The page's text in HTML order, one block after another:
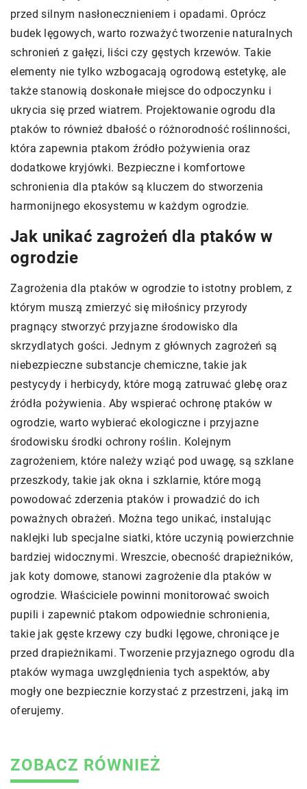
przed silnym nasłonecznieniem i opadami. Oprócz
budek lęgowych, warto rozważyć tworzenie naturalnych
schronień z gałęzi, liści czy gęstych krzewów. Takie
elementy nie tylko wzbogacają ogrodową estetykę, ale
także stanowią doskonałe miejsce do odpoczynku i
ukrycia się przed wiatrem. Projektowanie ogrodu dla
ptaków to również dbałość o różnorodność roślinności,
która zapewnia ptakom źródło pożywienia oraz
dodatkowe kryjówki. Bezpieczne i komfortowe
schronienia dla ptaków są kluczem do stworzenia
harmonijnego ekosystemu w każdym ogrodzie.
Jak unikać zagrożeń dla ptaków w
ogrodzie
Zagrożenia dla ptaków w ogrodzie to istotny problem, z
którym muszą zmierzyć się miłośnicy przyrody
pragnący stworzyć przyjazne środowisko dla
skrzydlatych gości. Jednym z głównych zagrożeń są
niebezpieczne substancje chemiczne, takie jak
pestycydy i herbicydy, które mogą zatruwać glebę oraz
źródła pożywienia. Aby wspierać ochronę ptaków w
ogrodzie, warto wybierać ekologiczne i przyjazne
środowisku środki ochrony roślin. Kolejnym
zagrożeniem, które należy wziąć pod uwagę, są szklane
przeszkody, takie jak okna i szklarnie, które mogą
powodować zderzenia ptaków i prowadzić do ich
poważnych obrażeń. Można tego unikać, instalując
naklejki lub specjalne siatki, które uczynią powierzchnie
bardziej widocznymi. Wreszcie, obecność drapieżników,
jak koty domowe, stanowi zagrożenie dla ptaków w
ogrodzie. Właściciele powinni monitorować swoich
pupili i zapewnić ptakom odpowiednie schronienia,
takie jak gęste krzewy czy budki lęgowe, chroniące je
przed drapieżnikami. Tworzenie przyjaznego ogrodu dla
ptaków wymaga uwzględnienia tych aspektów, aby
mogły one bezpiecznie korzystać z przestrzeni, jaką im
oferujemy.
ZOBACZ RÓWNIEŻ